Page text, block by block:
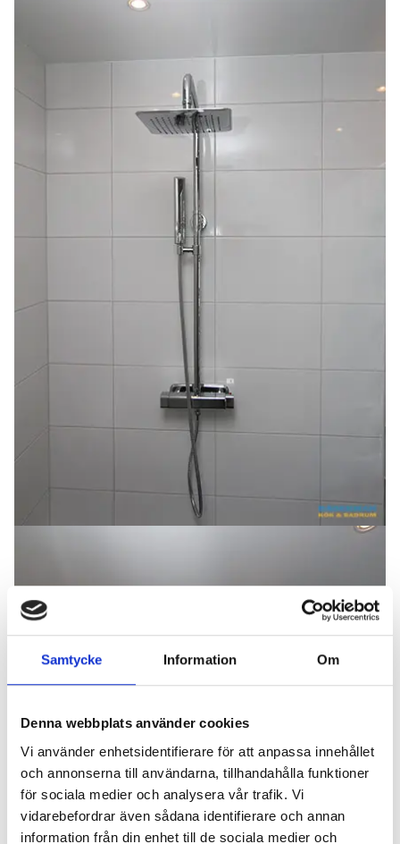
Samtycke Information Om
Denna webbplats använder cookies
Vi använder enhetsidentifierare för att anpassa innehållet
och annonserna till användarna, tillhandahålla funktioner
för sociala medier och analysera vår trafik. Vi
vidarebefordrar även sådana identifierare och annan
information från din enhet till de sociala medier och